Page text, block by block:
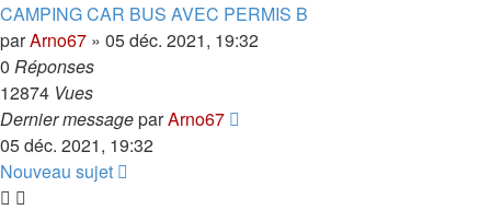
CAMPING CAR BUS AVEC PERMIS B
parArno67 » 05 déc. 2021, 19:32
0 Réponses
12874 Vues
Dernier messageparArno67
05 déc. 2021, 19:32
Nouveau sujet